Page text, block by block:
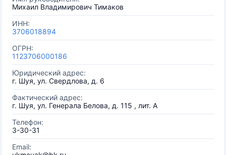
Михаил Владимирович Тимаков
ИНН:
3706018894
ОГРН:
1123706000186
Юридический адрес:
г. Шуя, ул. Свердлова, д. 6
Фактический адрес:
г. Шуя, ул. Генерала Белова, д. 115 , лит. А
Телефон:
3-30-31
Email: